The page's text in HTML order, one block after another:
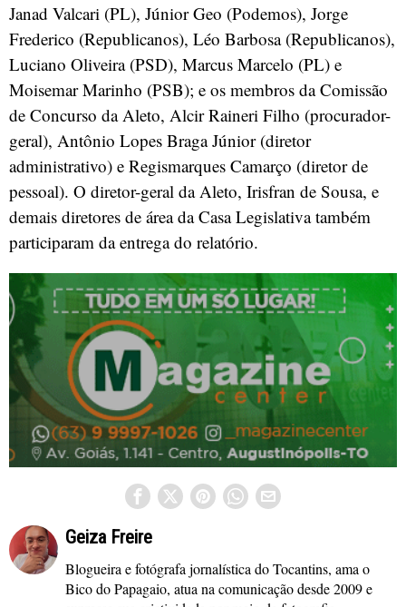
Janad Valcari (PL), Júnior Geo (Podemos), Jorge
Frederico (Republicanos), Léo Barbosa (Republicanos),
Luciano Oliveira (PSD), Marcus Marcelo (PL) e
Moisemar Marinho (PSB); e os membros da Comissão
de Concurso da Aleto, Alcir Raineri Filho (procurador-
geral), Antônio Lopes Braga Júnior (diretor
administrativo) e Regismarques Camarço (diretor de
pessoal). O diretor-geral da Aleto, Irisfran de Sousa, e
demais diretores de área da Casa Legislativa também
participaram da entrega do relatório.
Geiza Freire
Blogueira e fotógrafa jornalística do Tocantins, ama o
Bico do Papagaio, atua na comunicação desde 2009 e